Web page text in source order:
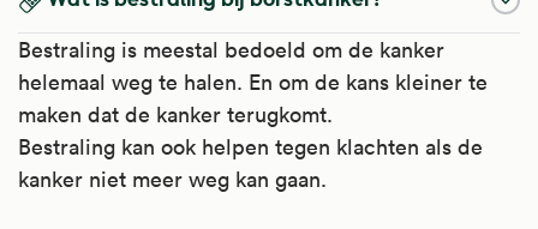
Bestraling is meestal bedoeld om de kanker
helemaal weg te halen. En om de kans kleiner te
maken dat de kanker terugkomt.
Bestraling kan ook helpen tegen klachten als de
kanker niet meer weg kan gaan.